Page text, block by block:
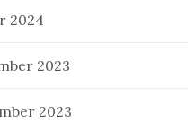
2024
2023
2023